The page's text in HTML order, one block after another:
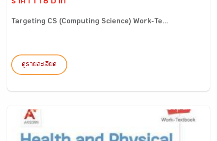
ราคา 118 บาท
Targeting CS (Computing Science) Work-Te...
ดูรายละเอียด